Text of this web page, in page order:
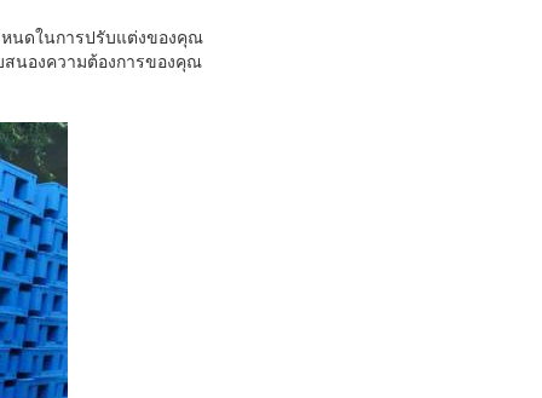
หนดในการปรับแต่งของคุณ
นองความต้องการของคุณ